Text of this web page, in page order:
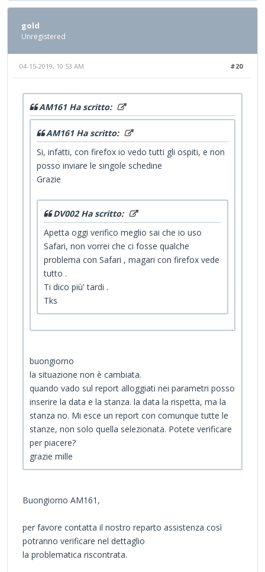
gold
Unregistered
#20
04-15-2019, 10:53 AM
AM161 Ha scritto:
AM161 Ha scritto:
Si, infatti, con firefox io vedo tutti gli ospiti, e non
posso inviare le singole schedine
Grazie
DV002 Ha scritto:
Apetta oggi verifico meglio sai che io uso
Safari, non vorrei che ci fosse qualche
problema con Safari , magari con firefox vede
tutto .
Ti dico più' tardi .
Tks
buongiorno
la situazione non è cambiata.
quando vado sul report alloggiati nei parametri posso
inserire la data e la stanza. la data la rispetta, ma la
stanza no. Mi esce un report con comunque tutte le
stanze, non solo quella selezionata. Potete verificare
per piacere?
grazie mille
Buongiorno AM161,
per favore contatta il nostro reparto assistenza così
potranno verificare nel dettaglio
la problematica riscontrata.